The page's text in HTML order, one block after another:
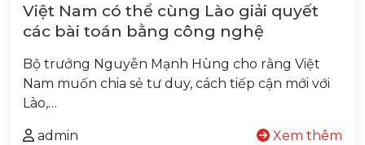
Việt Nam có thể cùng Lào giải quyết
các bài toán bằng công nghệ
Bộ trưởng Nguyễn Mạnh Hùng cho rằng Việt
Nam muốn chia sẻ tư duy, cách tiếp cận mới với
Lào,…
admin Xem thêm